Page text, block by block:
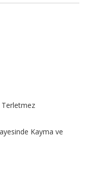
Terletmez
Kayma ve